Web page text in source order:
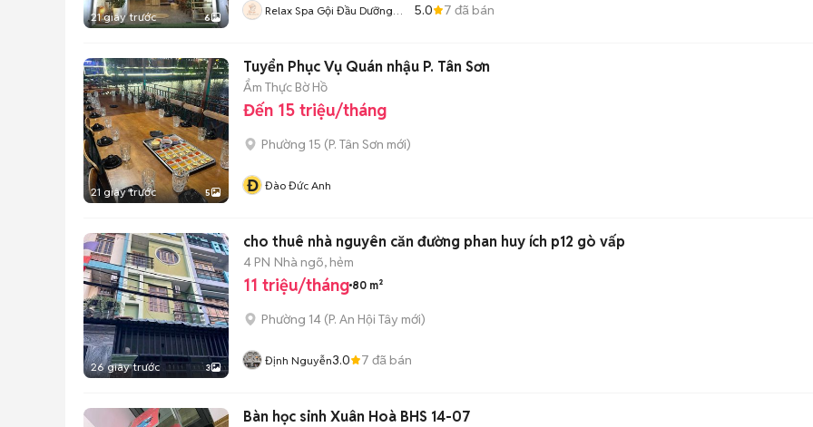
21 giây trước 6
Relax Spa Gội Đầu Dưỡng
5.0 7 đã bán
21 giây trước 5
Tuyển Phục Vụ Quán nhậu P. Tân Sơn
Ẩm Thực Bờ Hồ
Đến 15 triệu/tháng
Phường 15 (P. Tân Sơn mới)
Đ Đào Đức Anh
26 giây trước 3
cho thuê nhà nguyên căn đường phan huy ích p12 gò vấp
4 PN Nhà ngõ, hẻm
11 triệu/tháng 80 m²
Phường 14 (P. An Hội Tây mới)
Định Nguyễn3.0 7 đã bán
Bàn học sinh Xuân Hoà BHS 14-07